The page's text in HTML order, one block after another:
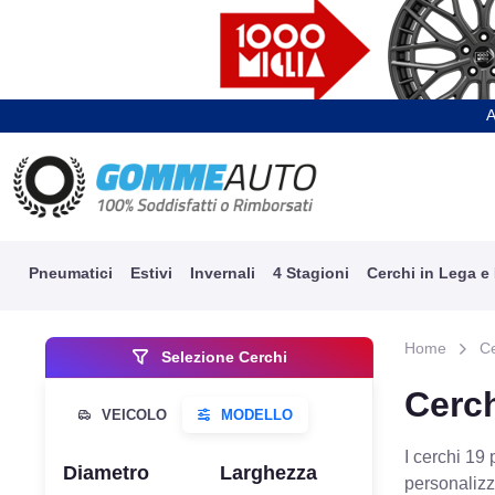
Pneumatici Estivi Invernali 4 Stagioni Cerchi in Lega e
Selezione Cerchi
Diametro Larghezza
Home
I cerchi